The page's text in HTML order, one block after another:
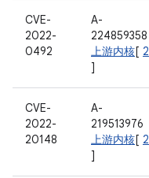
CVE-
2022-
0492
A-
224859358
上游内核[ 2
]
CVE-
2022-
20148
A-
219513976
上游内核[ 2
]